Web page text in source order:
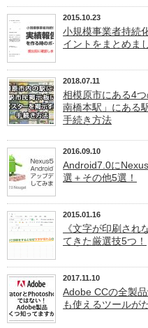
2015.10.23
小規模事業者持続
イントをまとめま
2018.07.11
相模原市にある4
南橋本駅」にある
手続き方法
2016.09.10
Android7.0に
選＋その他5選！
2015.01.16
《文字が印刷され
てきた厳選技5つ！
2017.11.10
Adobe CCの全製
も使えるツールが